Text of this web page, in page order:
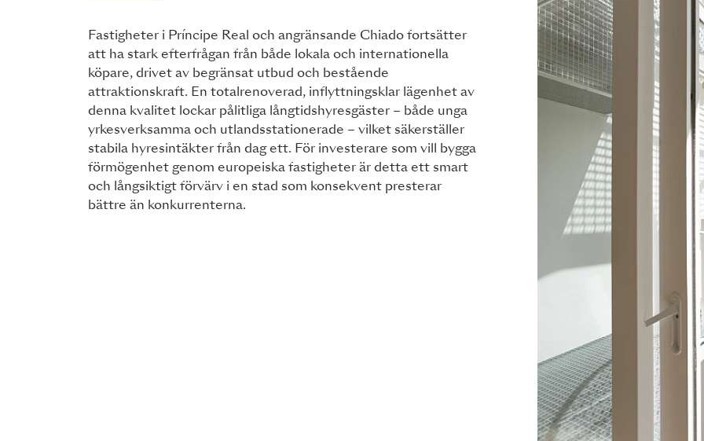
Fastigheter i Príncipe Real och angränsande Chiado fortsätter
att ha stark efterfrågan från både lokala och internationella
köpare, drivet av begränsat utbud och bestående
attraktionskraft. En totalrenoverad, inflyttningsklar lägenhet av
denna kvalitet lockar pålitliga långtidshyresgäster – både unga
yrkesverksamma och utlandsstationerade – vilket säkerställer
stabila hyresintäkter från dag ett. För investerare som vill bygga
förmögenhet genom europeiska fastigheter är detta ett smart
och långsiktigt förvärv i en stad som konsekvent presterar
bättre än konkurrenterna.